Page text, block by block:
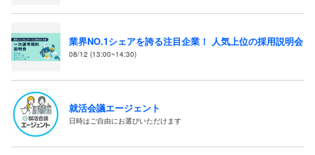
業界NO.1シェアを誇る注目企業！ 人気上位の採用説明会
08/12 (13:00~14:30)
就活会議エージェント
日時はご自由にお選びいただけます